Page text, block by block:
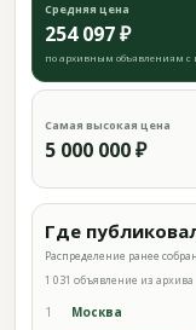
Средняя цена
254 097 ₽
по архивным объявлениям с
Самая высокая цена
5 000 000 ₽
Где
Распределение ранее
1 031 объявление из архива
1 Москва